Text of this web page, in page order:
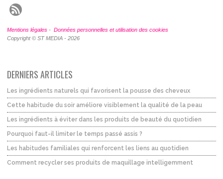
Mentions légales - Données personnelles et utilisation des cookies
Copyright © ST MEDIA - 2026
DERNIERS ARTICLES
Les ingrédients naturels qui favorisent la pousse des cheveux
Cette habitude du soir améliore visiblement la qualité de la peau
Les ingrédients à éviter dans les produits de beauté du quotidien
Pourquoi faut-il limiter le temps passé assis ?
Les habitudes familiales qui renforcent les liens au quotidien
Comment recycler ses produits de maquillage intelligemment